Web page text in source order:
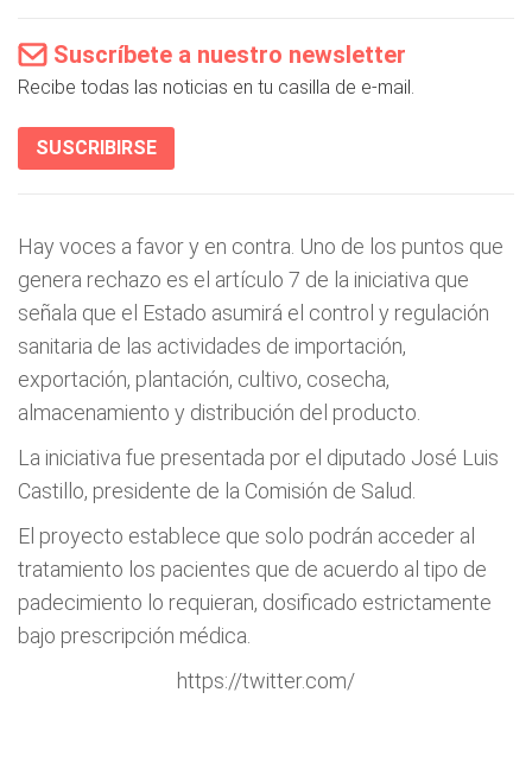
Suscríbete a nuestro newsletter
Recibe todas las noticias en tu casilla de e-mail.
SUSCRIBIRSE
Hay voces a favor y en contra. Uno de los puntos que
genera rechazo es el artículo 7 de la iniciativa que
señala que el Estado asumirá el control y regulación
sanitaria de las actividades de importación,
exportación, plantación, cultivo, cosecha,
almacenamiento y distribución del producto.
La iniciativa fue presentada por el diputado José Luis
Castillo, presidente de la Comisión de Salud.
El proyecto establece que solo podrán acceder al
tratamiento los pacientes que de acuerdo al tipo de
padecimiento lo requieran, dosificado estrictamente
bajo prescripción médica.
https://twitter.com/